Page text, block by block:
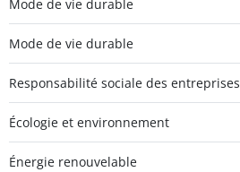
Mode de vie durable
Mode de vie durable
Responsabilité sociale des entreprises
Écologie et environnement
Énergie renouvelable